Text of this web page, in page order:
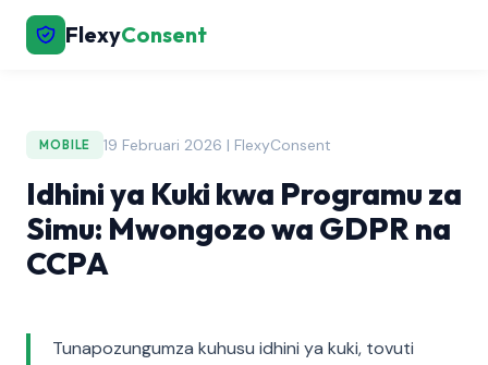
FlexyConsent
MOBILE 19 Februari 2026 | FlexyConsent
Idhini ya Kuki kwa Programu za
Simu: Mwongozo wa GDPR na
CCPA
Tunapozungumza kuhusu idhini ya kuki, tovuti